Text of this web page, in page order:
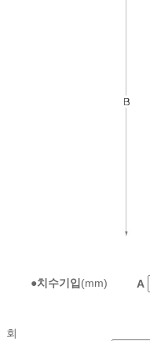
●치수기입 (mm) A
회